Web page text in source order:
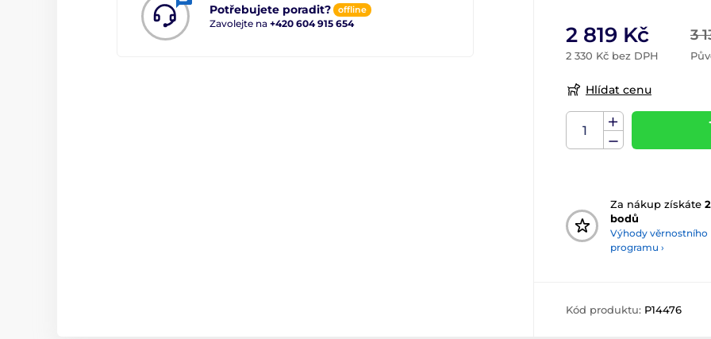
Potřebujete poradit? offline
Zavolejte na +420 604 915 654
3
2 819 Kč
2 330 Kč bez DPH
Hlídat cenu
Za nákup získáte
bodů
Výhody věrnostního
programu ›
Kód produktu: P14476